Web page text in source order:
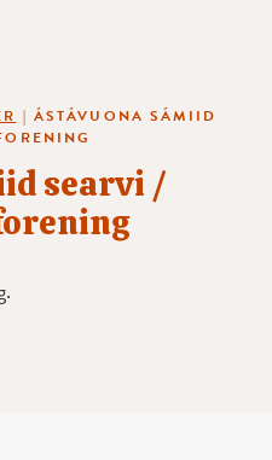
| ÁSTÁVUONA SÁMIID
searvi /